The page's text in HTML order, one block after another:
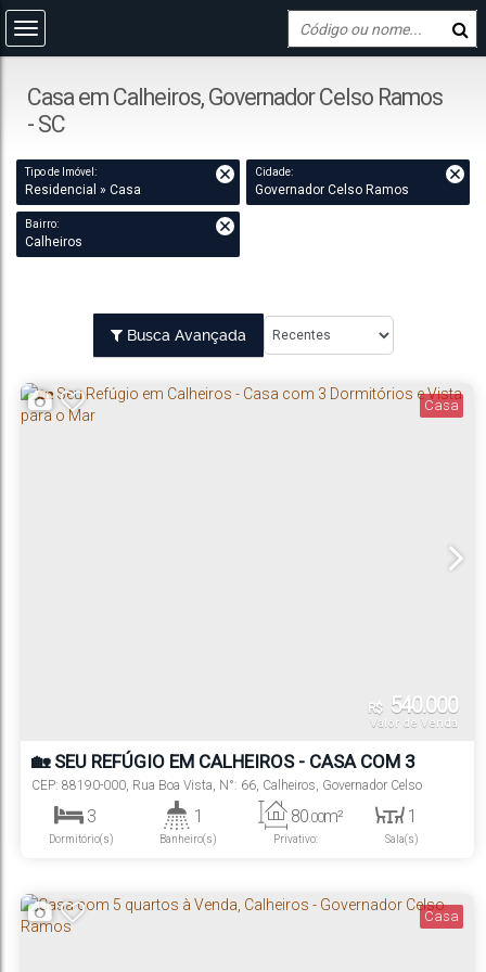
Casa em Calheiros, Governador Celso Ramos
- SC
Tipo de Imóvel:
Residencial » Casa
Cidade:
Governador Celso Ramos
Bairro:
Calheiros
Busca Avançada
Casa
R$ 540.000
Valor de Venda
🏡 SEU REFÚGIO EM CALHEIROS - CASA COM 3
DORMITÓRIOS E VISTA PARA O MAR
CEP: 88190-000, Rua Boa Vista, N°: 66, Calheiros, Governador Celso
Brasil
3
Dormitório(s)
1
Banheiro(s) Privativo:
80 .00m² 1
Sala(s)
Casa